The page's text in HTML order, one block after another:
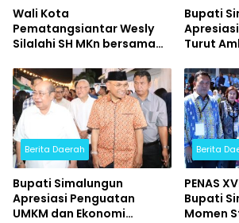
Wali Kota
Pematangsiantar Wesly
Silalahi SH MKn bersama
Wesly Silalahi menghadiri
Konser Bertabur Bintang
Bupati
Turut
Berita Daerah
Bupati Simalungun
Apresiasi Penguatan
UMKM dan Ekonomi
Berita
PENAS
Bupati
Momen